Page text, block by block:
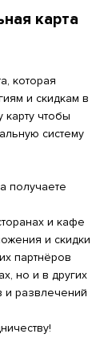
карта
которая
и скидкам в
чтобы
систему
получаете
и кафе
и скидки
партнёров
но и в других
и развлечений